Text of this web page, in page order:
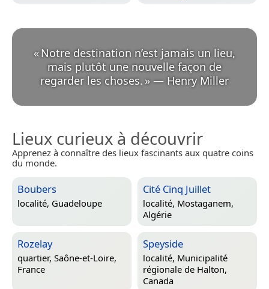
«Notre destination n’est jamais un lieu,
mais plutôt une nouvelle façon de
regarder les choses. » — Henry Miller
Lieux curieux à découvrir
Apprenez à connaître des lieux fascinants aux quatre coins
du monde.
Boubers
localité, Guadeloupe
Cité Cinq Juillet
localité, Mostaganem,
Algérie
Rozelay
quartier, Saône-et-Loire,
France
Speyside
localité, Municipalité
régionale de Halton,
Canada